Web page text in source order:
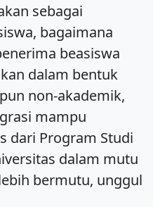
sebagai
bagaimana
beasiswa
dalam bentuk
non-akademik,
mampu
dari Program Studi
dalam mutu
bermutu, unggul